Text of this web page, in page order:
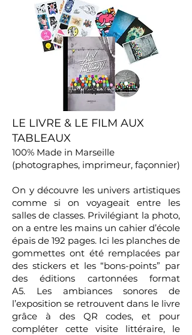
LE LIVRE & LE FILM AUX
TABLEAUX
100% Made in Marseille
(photographes, imprimeur, façonnier)
On y découvre les univers artistiques
comme si on voyageait entre les
salles de classes. Privilégiant la photo,
on a entre les mains un cahier d’école
épais de 192 pages. Ici les planches de
gommettes ont été remplacées par
des stickers et les “bons-points” par
des éditions cartonnées format
A5. Les ambiances sonores de
l’exposition se retrouvent dans le livre
grâce à des QR codes, et pour
compléter cette visite littéraire, le